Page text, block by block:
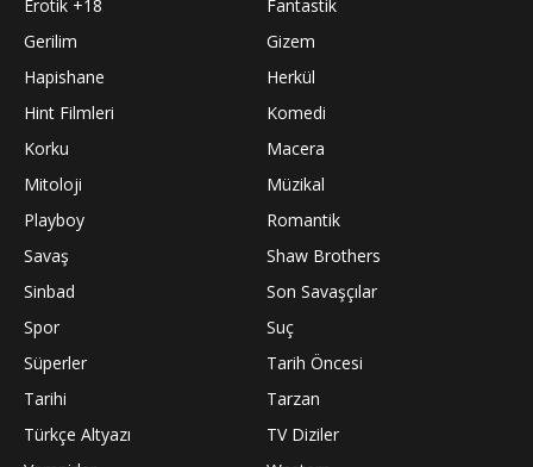
Erotik +18
Fantastik
Gerilim
Gizem
Hapishane
Herkül
Hint Filmleri
Komedi
Korku
Macera
Mitoloji
Müzikal
Playboy
Romantik
Savaş
Shaw Brothers
Sinbad
Son Savaşçılar
Spor
Suç
Süperler
Tarih Öncesi
Tarihi
Tarzan
Türkçe Altyazı
TV Diziler